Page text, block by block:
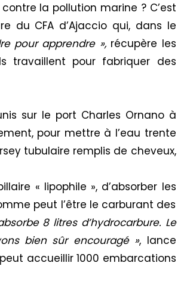
la pollution marine ? C’est
du CFA d’Ajaccio qui, dans le
pour apprendre »,récupère les
travaillent pour fabriquer des
sur le port Charles Ornanoà
pour mettre à l’eau trente
tubulaire remplis de cheveux,
« lipophile », d’absorber les
peut l’être le carburant des
8 litres d’hydrocarbure. Le
s bien sûrencouragé », lance
accueillir 1000 embarcations